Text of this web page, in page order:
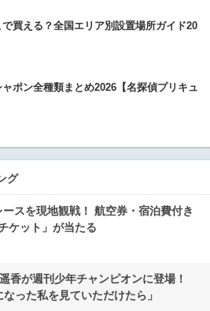
買える？全国エリア別設置場所ガイド20
ポン全種類まとめ2026【名探偵プリキュ
グ
スを現地観戦！ 航空券・宿泊費付き
ケット」が当たる
香が週刊少年チャンピオンに登場！
なった私を見ていただけたら」